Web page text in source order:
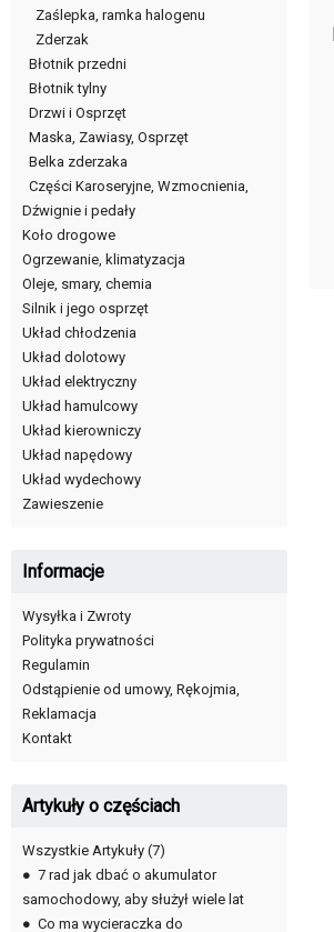
Zaślepka, ramka halogenu
Zderzak
Błotnik przedni
Błotnik tylny
Drzwi i Osprzęt
Maska, Zawiasy, Osprzęt
Belka zderzaka
Części Karoseryjne, Wzmocnienia,
Dźwignie i pedały
Koło drogowe
Ogrzewanie, klimatyzacja
Oleje, smary, chemia
Silnik i jego osprzęt
Układ chłodzenia
Układ dolotowy
Układ elektryczny
Układ hamulcowy
Układ kierowniczy
Układ napędowy
Układ wydechowy
Zawieszenie
Informacje
Wysyłka i Zwroty
Polityka prywatności
Regulamin
Odstąpienie od umowy, Rękojmia,
Reklamacja
Kontakt
Artykuły o częściach
Wszystkie Artykuły (7)
● 7 rad jak dbać o akumulator
samochodowy, aby służył wiele lat
● Co ma wycieraczka do